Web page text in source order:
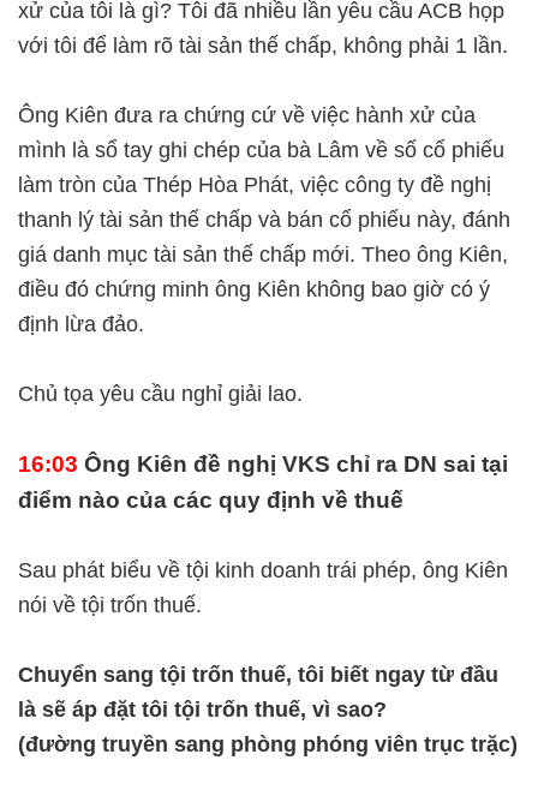
xử của tôi là gì? Tôi đã nhiều lần yêu cầu ACB họp
với tôi để làm rõ tài sản thế chấp, không phải 1 lần.
Ông Kiên đưa ra chứng cứ về việc hành xử của
mình là sổ tay ghi chép của bà Lâm về số cổ phiếu
làm tròn của Thép Hòa Phát, việc công ty đề nghị
thanh lý tài sản thế chấp và bán cổ phiếu này, đánh
giá danh mục tài sản thế chấp mới. Theo ông Kiên,
điều đó chứng minh ông Kiên không bao giờ có ý
định lừa đảo.
Chủ tọa yêu cầu nghỉ giải lao.
16:03 Ông Kiên đề nghị VKS chỉ ra DN sai tại
điểm nào của các quy định về thuế
Sau phát biểu về tội kinh doanh trái phép, ông Kiên
nói về tội trốn thuế.
Chuyển sang tội trốn thuế, tôi biết ngay từ đầu
là sẽ áp đặt tôi tội trốn thuế, vì sao?
(đường truyền sang phòng phóng viên trục trặc)